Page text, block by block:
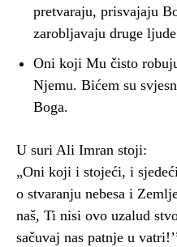
pretvaraju, prisvajaju
zarobljavaju druge
Oni koji Mu čisto
Njemu. Bićem su
Boga.
U suri Ali Imran stoji:
„Oni koji i stojeći, i
o stvaranju nebesa i
naš, Ti nisi ovo uzalud
sačuvaj nas patnje u